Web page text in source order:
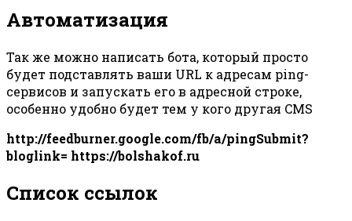
Автоматизация
Так же можно написать бота, который просто
будет подставлять ваши URL к адресам ping-
сервисов и запускать его в адресной строке,
особенно удобно будет тем у кого другая CMS
http://feedburner.google.com/fb/a/pingSubmit?
bloglink= https://bolshakof.ru
Список ссылок